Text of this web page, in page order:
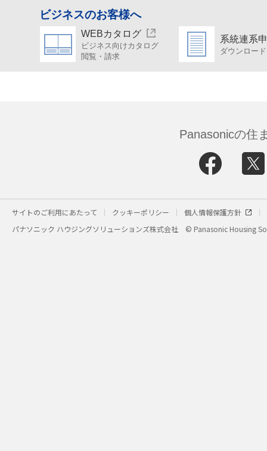
ビジネスのお客様へ
WEBカタログ
ビジネス向けカタログ
閲覧・請求
系統連系
ダウンロード
Panasonicの住
サイトのご利用にあたって クッキーポリシー
個人情報保護方針
パナソニック ハウジングソリューションズ株式会社
© Panasonic Housing